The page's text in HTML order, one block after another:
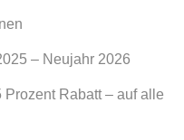
– Neujahr 2026
Rabatt – auf alle